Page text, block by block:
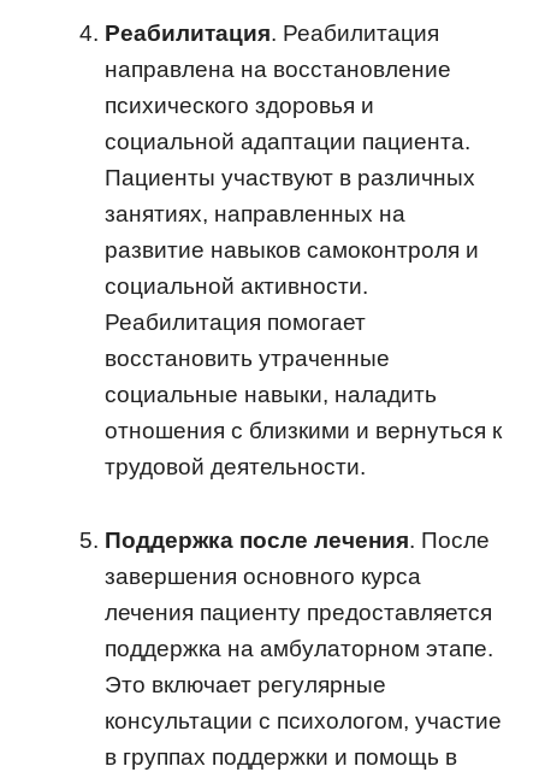
Реабилитация. Реабилитация
направлена на восстановление
психического здоровья и
социальной адаптации пациента.
Пациенты участвуют в различных
занятиях, направленных на
развитие навыков самоконтроля и
социальной активности.
Реабилитация помогает
восстановить утраченные
социальные навыки, наладить
отношения с близкими и вернуться к
трудовой деятельности.
Поддержка после лечения. После
завершения основного курса
лечения пациенту предоставляется
поддержка на амбулаторном этапе.
Это включает регулярные
консультации с психологом, участие
в группах поддержки и помощь в